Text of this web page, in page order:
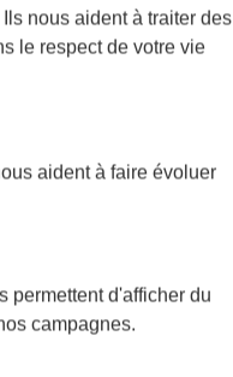
Ils nous aident à traiter des
le respect de votre vie
aident à faire évoluer
permettent d'afficher du
campagnes.